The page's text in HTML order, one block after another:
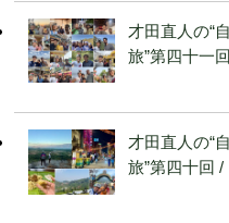
才田直人の“
旅”第四十一
才田直人の“
旅”第四十回